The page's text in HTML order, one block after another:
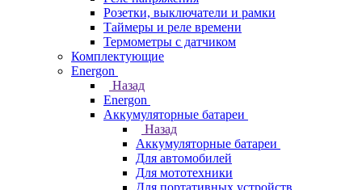
Розетки, выключатели и рамки
Таймеры и реле времени
Термометры c датчиком
Комплектующие
Energon
Назад
Energon
Аккумуляторные батареи
Назад
Аккумуляторные батареи
Для автомобилей
Для мототехники
Для портативных устройств